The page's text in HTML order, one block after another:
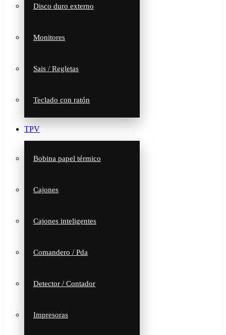
Disco duro externo
Monitores
Sais / Regletas
Teclado con ratón
TPV
Bobina papel térmico
Cajones
Cajones inteligentes
Comandero / Pda
Detector / Contador
Impresoras